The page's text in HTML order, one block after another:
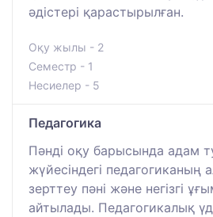
әдістері қарастырылған.
Оқу жылы - 2
Семестр - 1
Несиелер - 5
Педагогика
Пәнді оқу барысында адам
жүйесіндегі
зерттеу пәні және негізгі
айтылады. Педагогикалық